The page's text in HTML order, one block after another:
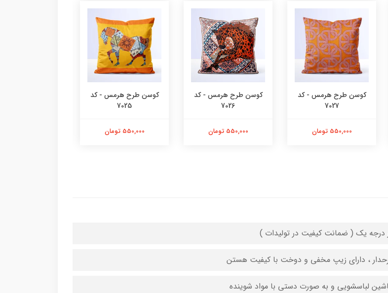
کوسن طرح هرمس - کد
7027
550,000 تومان
کوسن طرح هرمس - کد
7026
550,000 تومان
کوسن طرح هرمس - کد
7025
550,000 تومان
درجه یک ( ضمانت کیفیت در تولیدات )
، دارای زیپ مخفی و دوخت با کیفیت هستن
لباسشویی و به صورت دستی با مواد شوینده